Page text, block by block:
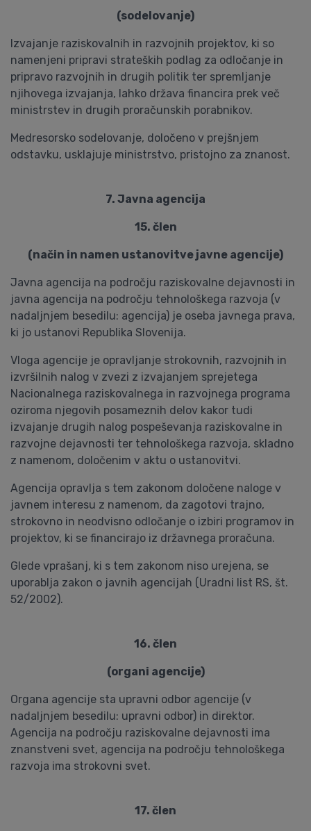
(sodelovanje)
Izvajanje raziskovalnih in razvojnih projektov, ki so
namenjeni pripravi strateških podlag za odločanje in
pripravo razvojnih in drugih politik ter spremljanje
njihovega izvajanja, lahko država financira prek več
ministrstev in drugih proračunskih porabnikov.
Medresorsko sodelovanje, določeno v prejšnjem
odstavku, usklajuje ministrstvo, pristojno za znanost.
7. Javna agencija
15. člen
(način in namen ustanovitve javne agencije)
Javna agencija na področju raziskovalne dejavnosti in
javna agencija na področju tehnološkega razvoja (v
nadaljnjem besedilu: agencija) je oseba javnega prava,
ki jo ustanovi Republika Slovenija.
Vloga agencije je opravljanje strokovnih, razvojnih in
izvršilnih nalog v zvezi z izvajanjem sprejetega
Nacionalnega raziskovalnega in razvojnega programa
oziroma njegovih posameznih delov kakor tudi
izvajanje drugih nalog pospeševanja raziskovalne in
razvojne dejavnosti ter tehnološkega razvoja, skladno
z namenom, določenim v aktu o ustanovitvi.
Agencija opravlja s tem zakonom določene naloge v
javnem interesu z namenom, da zagotovi trajno,
strokovno in neodvisno odločanje o izbiri programov in
projektov, ki se financirajo iz državnega proračuna.
Glede vprašanj, ki s tem zakonom niso urejena, se
uporablja zakon o javnih agencijah (Uradni list RS, št.
52/2002).
16. člen
(organi agencije)
Organa agencije sta upravni odbor agencije (v
nadaljnjem besedilu: upravni odbor) in direktor.
Agencija na področju raziskovalne dejavnosti ima
znanstveni svet, agencija na področju tehnološkega
razvoja ima strokovni svet.
17. člen